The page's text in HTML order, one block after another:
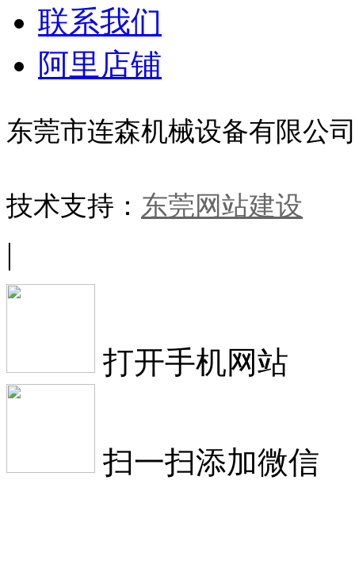
联系我们
阿里店铺
东莞市连森机械设备有限公
技术支持： 东莞网站建设
|
打开手机网站
扫一扫添加微信